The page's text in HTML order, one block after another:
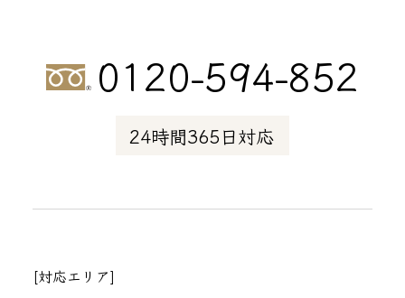
0120-594-852
24時間365日対応
[対応エリア]